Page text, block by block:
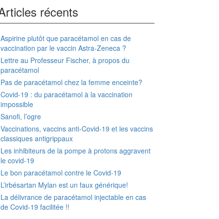
récents
Aspirine plutôt que paracétamol en cas de
vaccination par le vaccin Astra-Zeneca ?
Lettre au Professeur Fischer, à propos du
paracétamol
Pas de paracétamol chez la femme enceinte?
Covid-19 : du paracétamol à la vaccination
impossible
Sanofi, l’ogre
Vaccinations, vaccins anti-Covid-19 et les vaccins
classiques antigrippaux
Les inhibiteurs de la pompe à protons aggravent
le covid-19
Le bon paracétamol contre le Covid-19
L’irbésartan Mylan est un faux générique!
La délivrance de paracétamol injectable en cas
de Covid-19 facilitée !!